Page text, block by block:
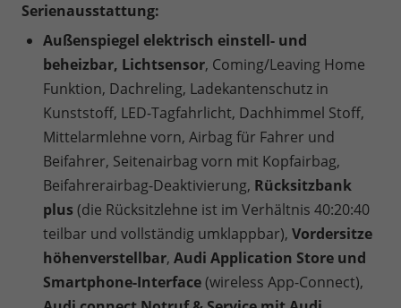
Serienausstattung:
Außenspiegel elektrisch einstell- und
beheizbar, Lichtsensor, Coming/Leaving Home
Funktion, Dachreling, Ladekantenschutz in
Kunststoff, LED-Tagfahrlicht, Dachhimmel Stoff,
Mittelarmlehne vorn, Airbag für Fahrer und
Beifahrer, Seitenairbag vorn mit Kopfairbag,
Beifahrerairbag-Deaktivierung, Rücksitzbank
plus(die Rücksitzlehne ist im Verhältnis 40:20:40
teilbar und vollständig umklappbar), Vordersitze
höhenverstellbar, Audi Application Store und
Smartphone-Interface(wireless App-Connect),